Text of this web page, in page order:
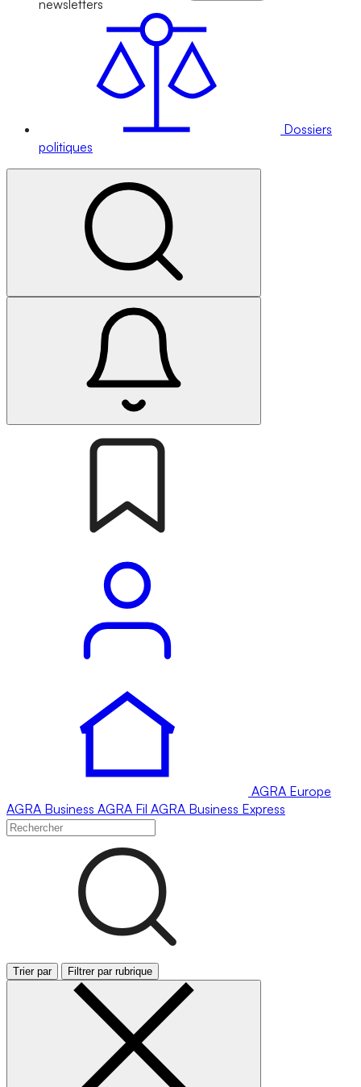
newsletters
Dossiers
politiques
AGRA Europe
AGRA Business AGRA Fil AGRA Business Express
Trier par Filtrer par rubrique